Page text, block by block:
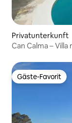
Privatunterkunft
Can Calma –
Gäste-Favorit
Gäste-Favorit